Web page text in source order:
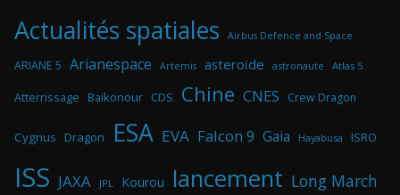
Actualités spatiales Airbus Defence and Space
ARIANE 5 Arianespace Artemis asteroïde astronaute Atlas 5
Atterrissage Baikonour CDS Chine CNES Crew Dragon
Cygnus Dragon ESA EVA Falcon 9 Gaia Hayabusa ISRO
ISS JAXA JPL Kourou lancement Long March